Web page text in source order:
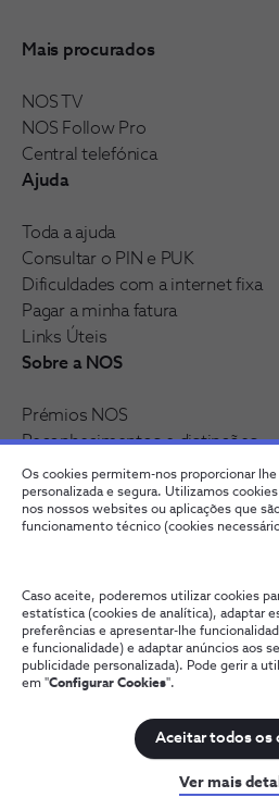
Os cookies permitem-nos proporcionar
personalizada e segura. Utilizamos
nos nossos websites ou aplicações que
funcionamento técnico (cookies
Caso aceite, poderemos utilizar cookies
estatística (cookies de analítica), adaptar
preferências e apresentar-lhe
e funcionalidade) e adaptar anúncios aos
publicidade personalizada). Pode gerir a
em "Configurar Cookies".
Aceitar todos os
Ver mais
Mais procurados
NOS TV
NOS Follow Pro
Central telefónica
Ajuda
Toda a ajuda
Consultar o PIN e PUK
Dificuldades com a internet fixa
Pagar a minha fatura
Links Úteis
Sobre a NOS
Prémios NOS
Reconhecimentos e distinções
Recrutamento
Junte-se à nossa rede
Qualidade de ServiçoWholesale